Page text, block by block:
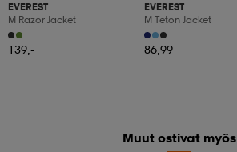
EVEREST
M Razor Jacket
139,-
EVEREST
M Teton Jacket
86,99
Muut ostivat myös